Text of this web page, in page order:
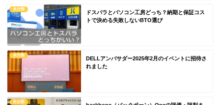
未分類
ドスパラとパソコン工房どっち？納期と保証コス
トで決める失敗しないBTO選び
未分類
DELLアンバサダー2025年2月のイベントに招待さ
れました
未分類